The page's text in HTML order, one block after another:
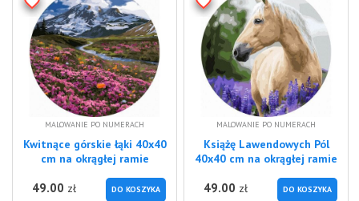
MALOWANIE PO NUMERACH
Kwitnące górskie łąki 40x40
cm na okrągłej ramie
49.00 zł DO KOSZYKA
MALOWANIE PO NUMERACH
Książę Lawendowych Pól
40x40 cm na okrągłej ramie
49.00 zł DO KOSZYKA